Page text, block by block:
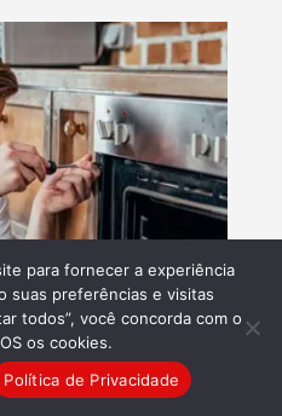
mercado, a
para fornecer a experiência
suas preferências e visitas
todos”, você concorda com o
os cookies.
Política de Privacidade